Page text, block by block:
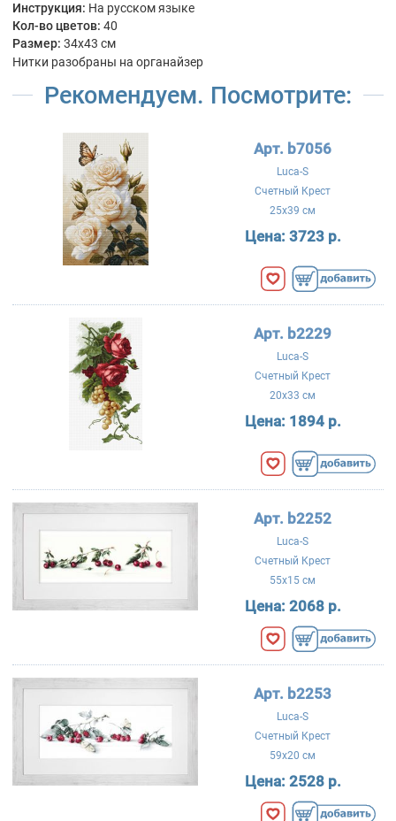
Инструкция: На русском языке
Кол-во цветов: 40
Размер: 34x43 см
Нитки разобраны на органайзер
Рекомендуем. Посмотрите:
Арт. b7056
Luca-S
Счетный Крест
25x39 см
Цена: 3723 р.
Арт. b2229
Luca-S
Счетный Крест
20x33 см
Цена: 1894 р.
Арт. b2252
Luca-S
Счетный Крест
55x15 см
Цена: 2068 р.
Арт. b2253
Luca-S
Счетный Крест
59x20 см
Цена: 2528 р.